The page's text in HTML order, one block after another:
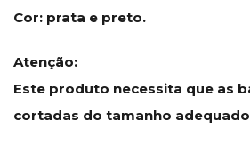
Cor: prata e preto.
Atenção:
Este produto necessita que as
cortadas do tamanho